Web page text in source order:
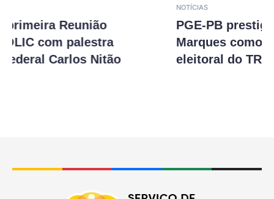
PGE-PB prestigia posse de Rodrigo
Marques como desembargador
eleitoral do TRE-PB